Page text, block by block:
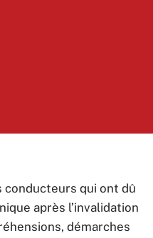
conducteurs qui ont dû
après l’invalidation
démarches